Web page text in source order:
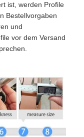
ist, werden Profile
Bestellvorgaben
und
vor dem Versand